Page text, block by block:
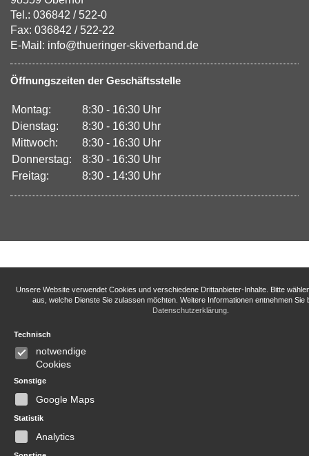
Tel.: 036842 / 522-0
Fax: 036842 / 522-22
E-Mail: info@thueringer-skiverband.de
Öffnungszeiten der Geschäftsstelle
Montag:
8:30 - 16:30 Uhr
Dienstag:
8:30 - 16:30 Uhr
Mittwoch:
8:30 - 16:30 Uhr
Donnerstag:
8:30 - 16:30 Uhr
Freitag:
8:30 - 14:30 Uhr
Unsere Website verwendet Cookies und verschiedene Drittanbieter-Inhalte. Bitte
aus, welche Dienste Sie zulassen möchten. Weitere Informationen entnehmen Sie
Datenschutzerklärung.
Technisch
notwendige
Cookies
Sonstige
Google Maps
Statistik
Analytics